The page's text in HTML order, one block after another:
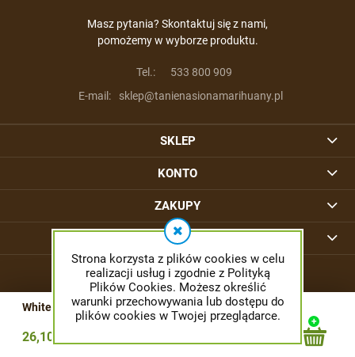
Strona korzysta z plików cookies w celu
realizacji usług i zgodnie z Polityką
Plików Cookies. Możesz określić
warunki przechowywania lub dostępu do
plików cookies w Twojej przeglądarce.
White Domina - KANNABIA SEED
26,10 zł
Masz pytania? Skontaktuj się z nami,
pomożemy w wyborze produktu.
Tel.:
533 800 909
E-mail:
sklep@tanienasionamarihuany.pl
SKLEP
KONTO
ZAKUPY
INFORMACJE
© 2026 tanienasionamarihuany.pl. Wszelkie prawa zastrzeżone.
Styl graficzny ShopGadget.pl
Sklep internetowy Shoper.pl